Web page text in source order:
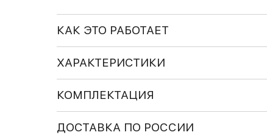
КАК ЭТО РАБОТАЕТ
ХАРАКТЕРИСТИКИ
КОМПЛЕКТАЦИЯ
ДОСТАВКА ПО РОССИИ